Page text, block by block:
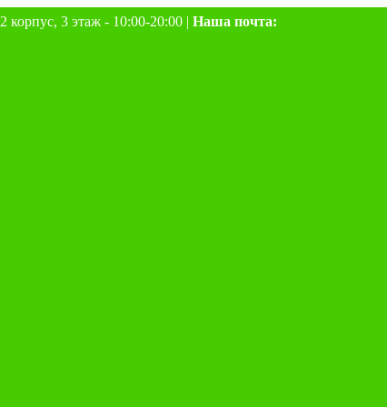
2 корпус, 3 этаж - 10:00-20:00 | Наша почта: